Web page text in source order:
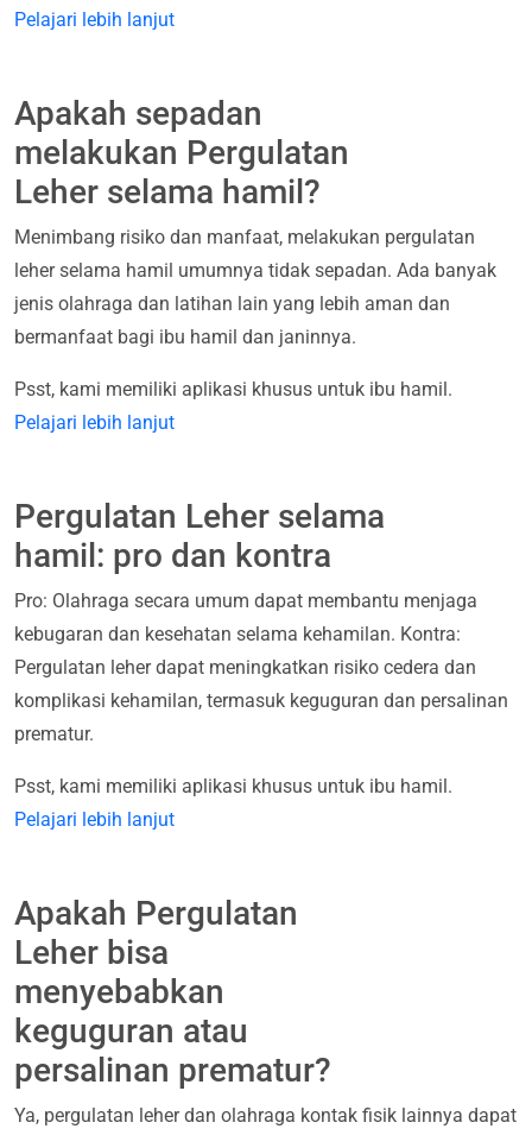
Pelajari lebih lanjut
Apakah sepadan
melakukan Pergulatan
Leher selama hamil?
Menimbang risiko dan manfaat, melakukan pergulatan
leher selama hamil umumnya tidak sepadan. Ada banyak
jenis olahraga dan latihan lain yang lebih aman dan
bermanfaat bagi ibu hamil dan janinnya.
Psst, kami memiliki aplikasi khusus untuk ibu hamil.
Pelajari lebih lanjut
Pergulatan Leher selama
hamil: pro dan kontra
Pro: Olahraga secara umum dapat membantu menjaga
kebugaran dan kesehatan selama kehamilan. Kontra:
Pergulatan leher dapat meningkatkan risiko cedera dan
komplikasi kehamilan, termasuk keguguran dan persalinan
prematur.
Psst, kami memiliki aplikasi khusus untuk ibu hamil.
Pelajari lebih lanjut
Apakah Pergulatan
Leher bisa
menyebabkan
keguguran atau
persalinan prematur?
Ya, pergulatan leher dan olahraga kontak fisik lainnya dapat